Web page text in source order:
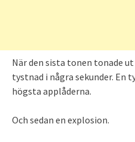
När den sista tonen tonade
tystnad i några sekunder. En
högsta applåderna.
Och sedan en explosion.